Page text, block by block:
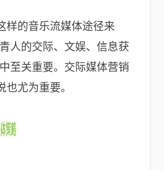
样的音乐流媒体途径来
人的交际、文娱、信息获
至关重要。交际媒体营销
尤为重要。